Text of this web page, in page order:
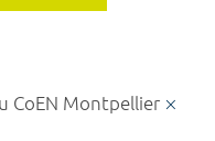
CoEN Montpellier